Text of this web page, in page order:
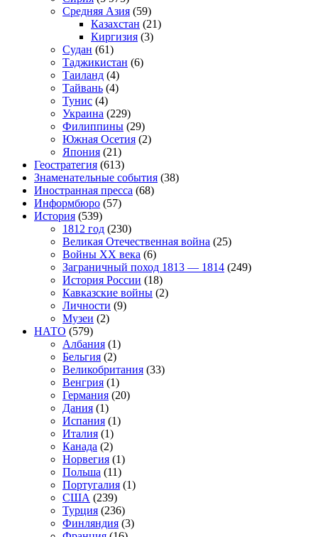
Средняя Азия (59)
Казахстан (21)
Киргизия (3)
Судан (61)
Таджикистан (6)
Таиланд (4)
Тайвань (4)
Тунис (4)
Украина (229)
Филиппины (29)
Южная Осетия (2)
Япония (21)
Геостратегия (613)
Знаменательные события (38)
Иностранная пресса (68)
Информбюро (57)
История (539)
1812 год (230)
Великая Отечественная война (25)
Войны XX века (6)
Заграничный поход 1813 — 1814 (249)
История России (18)
Кавказские войны (2)
Личности (9)
Музеи (2)
НАТО (579)
Албания (1)
Бельгия (2)
Великобритания (33)
Венгрия (1)
Германия (20)
Дания (1)
Испания (1)
Италия (1)
Канада (2)
Норвегия (1)
Польша (11)
Португалия (1)
США (239)
Турция (236)
Финляндия (3)